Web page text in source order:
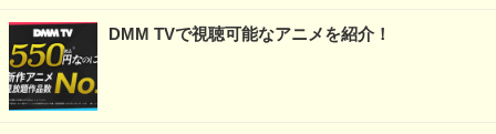
DMM TVで視聴可能なアニメを紹介！